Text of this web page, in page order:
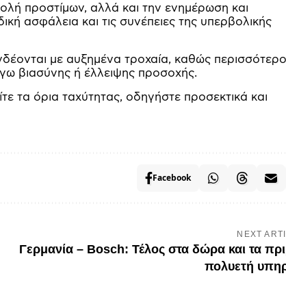
προστίμων, αλλά και την ενημέρωση και
ασφάλεια και τις συνέπειες της υπερβολικής
με αυξημένα τροχαία, καθώς
βιασύνης ή έλλειψης προσοχής.
τα όρια ταχύτητας, οδηγήστε προσεκτικά και
Facebook
NEXT
Γερμανία – Bosch: Τέλος στα δώρα και τα
πολυετή